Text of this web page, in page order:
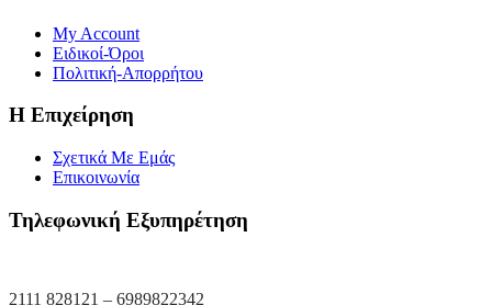
My Account
Ειδικοί-Όροι
Πολιτική-Απορρήτου
Η Επιχείρηση
Σχετικά Με Εμάς
Επικοινωνία
Τηλεφωνική Εξυπηρέτηση
2111 828121 – 6989822342